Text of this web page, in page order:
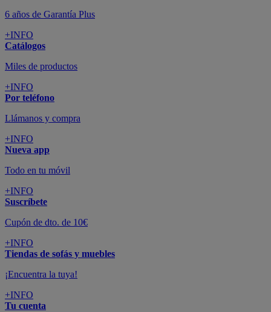
6 años de Garantía Plus
+INFO
Catálogos
Miles de productos
+INFO
Por teléfono
Llámanos y compra
+INFO
Nueva app
Todo en tu móvil
+INFO
Suscríbete
Cupón de dto. de 10€
+INFO
Tiendas de sofás y muebles
¡Encuentra la tuya!
+INFO
Tu cuenta